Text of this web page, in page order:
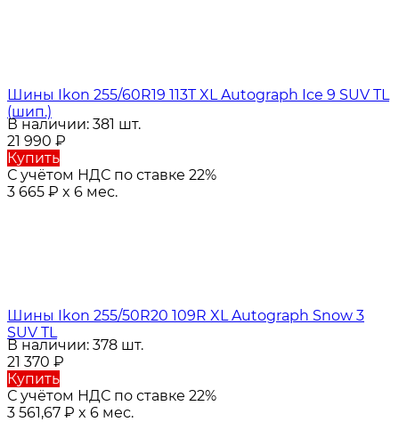
Шины Ikon 255/60R19 113T XL Autograph Ice 9 SUV TL
(шип.)
В наличии: 381 шт.
21 990 ₽
Купить
С учётом НДС по ставке 22%
3 665 ₽ x 6 мес.
Шины Ikon 255/50R20 109R XL Autograph Snow 3
SUV TL
В наличии: 378 шт.
21 370 ₽
Купить
С учётом НДС по ставке 22%
3 561,67 ₽ x 6 мес.